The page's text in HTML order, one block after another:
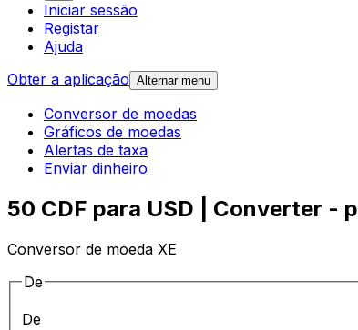
Iniciar sessão
Registar
Ajuda
Obter a aplicação Alternar menu
Conversor de moedas
Gráficos de moedas
Alertas de taxa
Enviar dinheiro
50 CDF para USD | Converter -
Conversor de moeda XE
De
De